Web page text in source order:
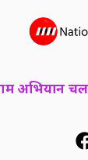
अभियान